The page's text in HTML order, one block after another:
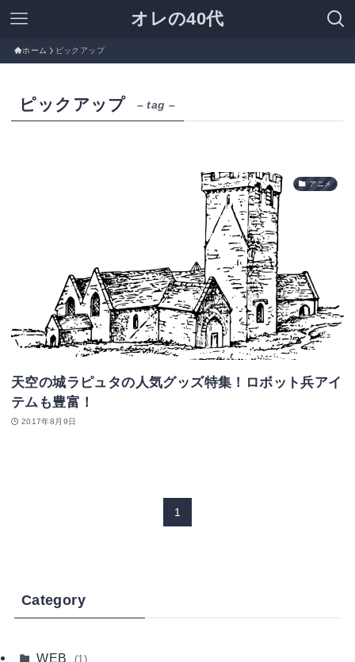
オレの40代
ホーム ピックアップ
ピックアップ – tag –
アニメ
天空の城ラピュタの人気グッズ特集！ロボット兵アイ
テムも豊富！
2017年8月9日
1
Category
WEB (1)